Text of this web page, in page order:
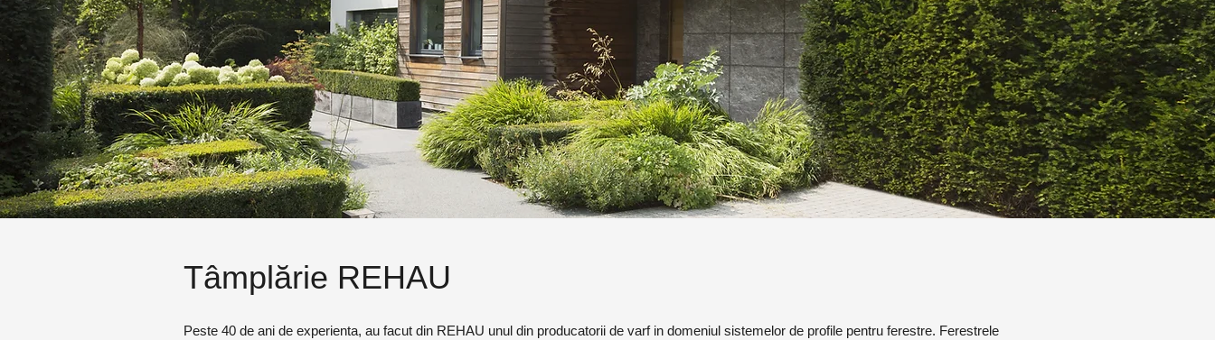
Tâmplărie REHAU
Peste 40 de ani de experienta, au facut din REHAU unul din producatorii de varf in domeniul sistemelor de profile pentru ferestre. Ferestrele